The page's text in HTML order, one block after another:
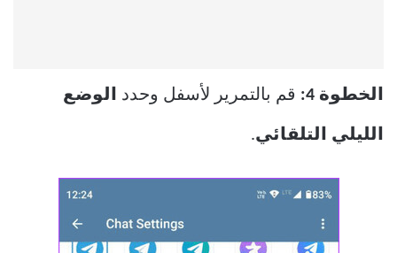
الخطوة 4: قم بالتمرير لأسفل وحدد الوضع
الليلي التلقائي.